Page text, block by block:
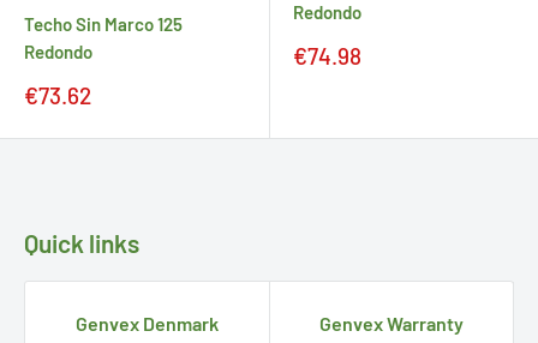
Techo Sin Marco 125
Redondo
Precio
venta
€73.62
Redondo
Precio
€74.98
Quick links
Genvex Denmark Genvex Warranty